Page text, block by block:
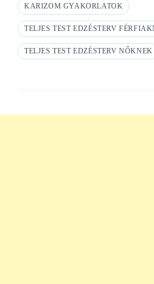
KARIZOM GYAKORLATOK
TELJES TEST EDZÉSTERV
TELJES TEST EDZÉSTERV NŐKNEK